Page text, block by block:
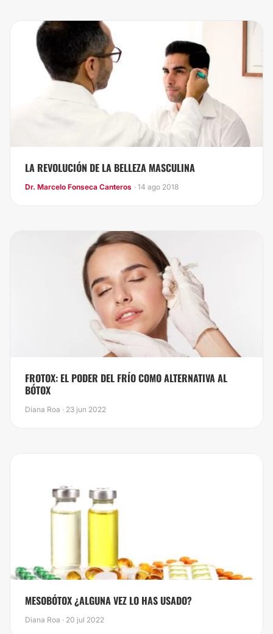
LA REVOLUCIÓN DE LA BELLEZA MASCULINA
Dr. Marcelo Fonseca Canteros · 14 ago 2018
​FROTOX: EL PODER DEL FRÍO COMO ALTERNATIVA AL
BÓTOX
Diana Roa · 23 jun 2022
​MESOBÓTOX ¿ALGUNA VEZ LO HAS USADO?
Diana Roa · 20 jul 2022